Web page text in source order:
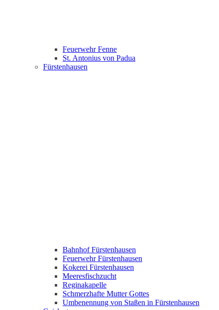
Feuerwehr Fenne
St. Antonius von Padua
Fürstenhausen
Bahnhof Fürstenhausen
Feuerwehr Fürstenhausen
Kokerei Fürstenhausen
Meeresfischzucht
Reginakapelle
Schmerzhafte Mutter Gottes
Umbenennung von Staßen in Fürstenhausen